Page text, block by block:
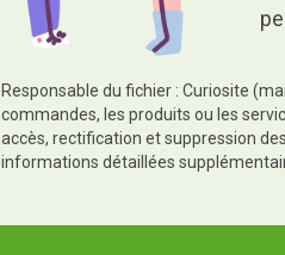
Responsable du fichier : Curiosite
commandes, les produits ou les
accès, rectification et suppression
informations détaillées